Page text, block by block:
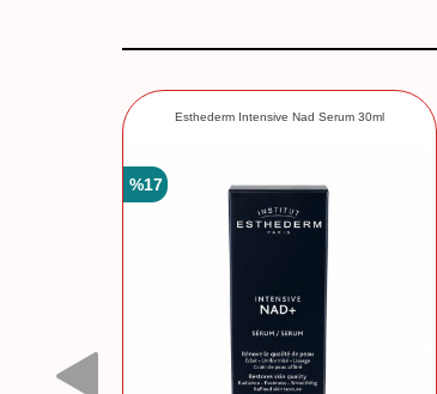
Esthederm Intensive Nad Serum 30ml
%17